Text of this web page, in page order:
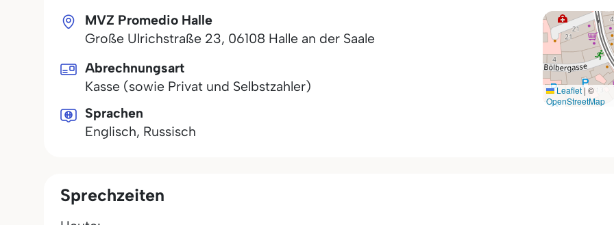
MVZ Promedio Halle
Große Ulrichstraße 23, 06108 Halle an der Saale
Leaflet | ©
OpenStreetMap
Abrechnungsart
Kasse (sowie Privat und Selbstzahler)
Sprachen
Englisch, Russisch
Sprechzeiten